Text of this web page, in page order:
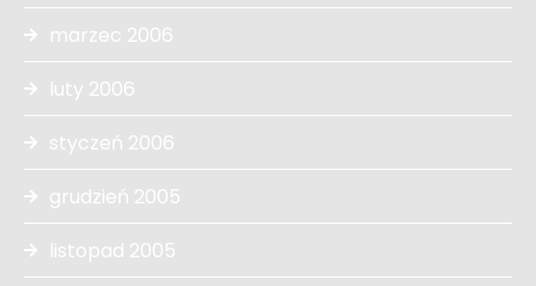
marzec 2006
luty 2006
styczeń 2006
grudzień 2005
listopad 2005